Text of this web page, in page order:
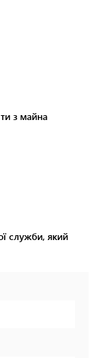
з майна
служби, який